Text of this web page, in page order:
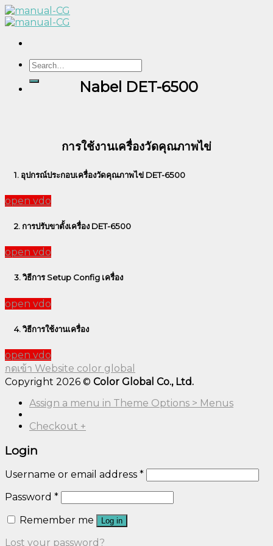
Skip
to
Search
for:
Nabel DET-6500
การใช้งานเครื่องวัดคุณภาพไข่
1. อุปกรณ์ประกอบเครื่องวัดคุณภาพไข่ DET-6500
open vdo
2. การปรับขาตั้งเครื่อง DET-6500
open vdo
3. วิธีการ Setup Config เครื่อง
open vdo
4. วิธีการใช้งานเครื่อง
open vdo
กดเข้า Website color global
Copyright 2026 © Color Global Co., Ltd.
Assign a menu in Theme Options > Menus
Checkout +
Login
Username or email address *
Password *
Remember me
Log in
Lost your password?